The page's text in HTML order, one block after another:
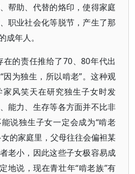
帮助、代替的烙印，使得家庭
职业社会化等脱节，产生了那
成年人。
在的责任推给了70、80年代出
因为独生，所以啃老”。这种观
风笑天在研究独生子女时发
能力、生存等各方面并不比非
说独生子女一定会成为“啃老
的家庭里，父母往往会偏袒某
老小，因此这些子女极容易成
地说，现在青壮年“啃老族”有